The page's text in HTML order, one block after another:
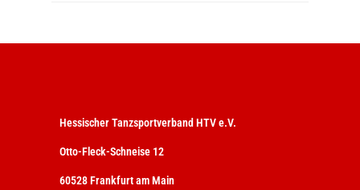
Hessischer Tanzsportverband HTV e.V.
Otto-Fleck-Schneise 12
60528 Frankfurt am Main